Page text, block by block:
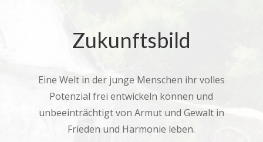
Zukunftsbild
Eine Welt in der junge Menschen ihr volles
Potenzial frei entwickeln können und
unbeeinträchtigt von Armut und Gewalt in
Frieden und Harmonie leben.